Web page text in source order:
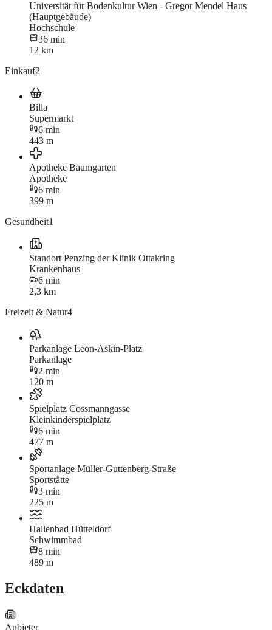
Universität für Bodenkultur Wien - Gregor Mendel Haus
(Hauptgebäude)
Hochschule
36 min
12 km
Einkauf2
Billa
Supermarkt
6 min
443 m
Apotheke Baumgarten
Apotheke
6 min
399 m
Gesundheit1
Standort Penzing der Klinik Ottakring
Krankenhaus
6 min
2,3 km
Freizeit & Natur4
Parkanlage Leon-Askin-Platz
Parkanlage
2 min
120 m
Spielplatz Cossmanngasse
Kleinkinderspielplatz
6 min
477 m
Sportanlage Müller-Guttenberg-Straße
Sportstätte
3 min
225 m
Hallenbad Hütteldorf
Schwimmbad
8 min
489 m
Eckdaten
Anbieter